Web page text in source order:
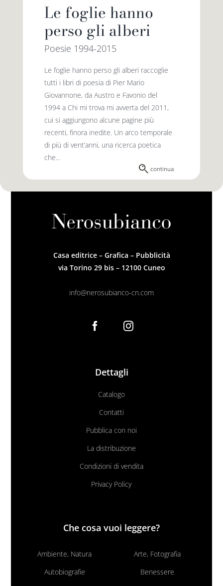
Le foglie hanno
perso gli alberi
Poesie 1994-2015
Le foglie hanno perso gli alberi raccoglie
tutti i libri di poesia di Pier Mario
Giovannone, da Austro e Favonio del
1994 a Chi mi trova mi avverta del 2011,
cui si aggiungono alcune pagine più
recenti, finora inedite. Un arco temporale
di più di vent’anni, una ricerca poetica
che...
continua
Casa editrice – Grafica – Pubblicità
via Torino 29 bis – 12100 Cuneo
info@nerosubianco-cn.com
Dettagli
Catalogo
Contatti
Pubblica con noi
La distribuzione
Condizioni di vendita
Privacy Policy
Che cosa vuoi leggere?
Ambiente, Natura
Arte, Fotografia
Autobiografie
Benessere